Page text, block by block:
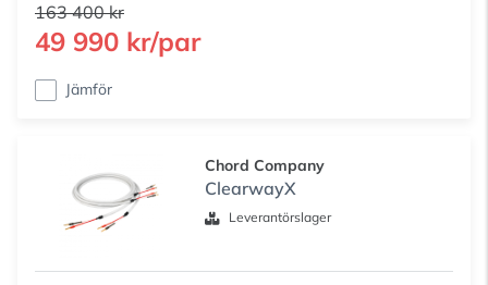
163 400 kr
49 990 kr/par
Jämför
Chord Company
ClearwayX
Leverantörslager